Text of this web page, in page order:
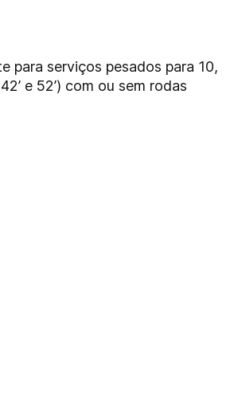
para serviços pesados para 10,
e 52’) com ou sem rodas